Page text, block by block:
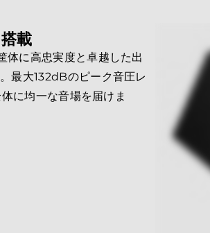
載
に高忠実度と卓越した出
最大132dBのピーク音圧レ
に均一な音場を届けま